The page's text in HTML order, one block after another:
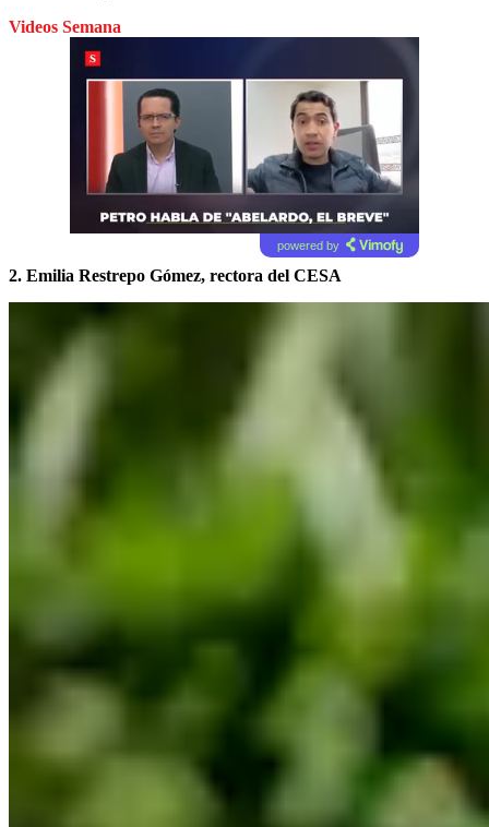
Videos Semana
powered by
2. Emilia Restrepo Gómez, rectora del CESA